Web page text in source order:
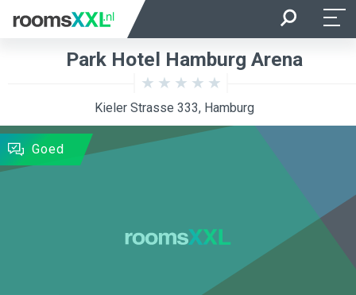
Ligging van de kamer Kamer
ZOEKEN
Park Hotel Hamburg Arena
Kieler Strasse 333, Hamburg
Goed